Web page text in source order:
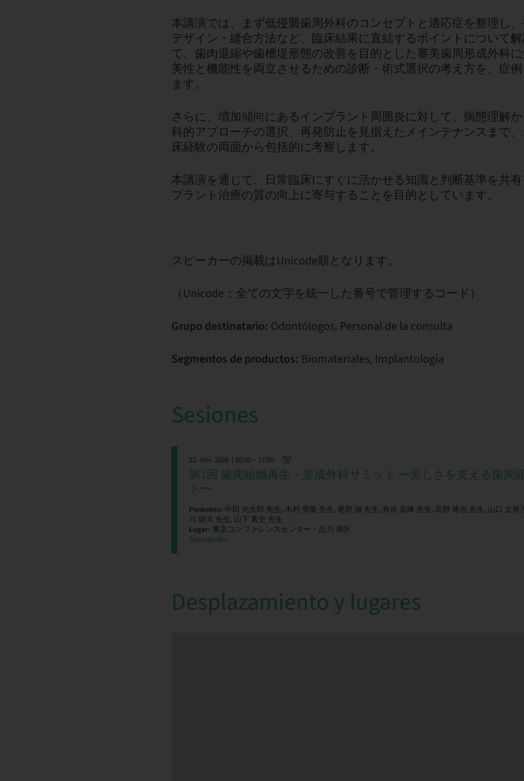
本講演では、まず低侵襲歯周外科のコンセプトと適応症を整理し
デザイン・縫合方法など、臨床結果に直結するポイントについて
て、歯肉退縮や歯槽堤形態の改善を目的とした審美歯周形成外科
美性と機能性を両立させるための診断・術式選択の考え方を、症
ます。
さらに、増加傾向にあるインプラント周囲炎に対して、病態理解
科的アプローチの選択、再発防止を見据えたメインテナンスまで
床経験の両面から包括的に考察します。
本講演を通じて、日常臨床にすぐに活かせる知識と判断基準を共
プラント治療の質の向上に寄与することを目的としています。
スピーカーの掲載はUnicode順となります。
（Unicode：全ての文字を統一した番号で管理するコード）
Grupo destinatario: Odontólogos, Personal de la consulta
Segmentos de productos: Biomateriales, Implantología
Sesiones
22. nov. 2026 | 10:00 – 17:00
第1回 歯周組織再生・形成外科サミット ー美しさを支える歯周
トー
Ponentes: 中田 光太郎 先生, 木村 英隆 先生, 尾野 誠 先生, 奈良 嘉峰 先生, 髙野 琢也 先生, 山口 文誉
川 雄大 先生, 山下 素史 先生
Lugar: 東京コンファレンスセンター・品川 港区
Descripción
Desplazamiento y lugares